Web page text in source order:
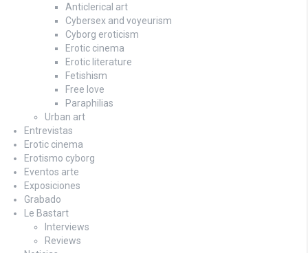
Anticlerical art
Cybersex and voyeurism
Cyborg eroticism
Erotic cinema
Erotic literature
Fetishism
Free love
Paraphilias
Urban art
Entrevistas
Erotic cinema
Erotismo cyborg
Eventos arte
Exposiciones
Grabado
Le Bastart
Interviews
Reviews